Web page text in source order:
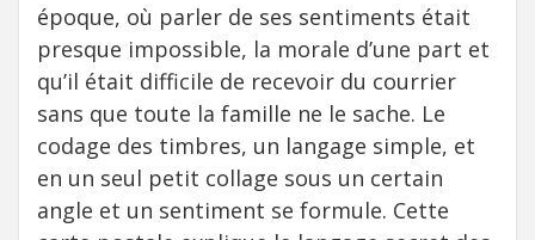
époque, où parler de ses sentiments était
presque impossible, la morale d’une part et
qu’il était difficile de recevoir du courrier
sans que toute la famille ne le sache. Le
codage des timbres, un langage simple, et
en un seul petit collage sous un certain
angle et un sentiment se formule. Cette